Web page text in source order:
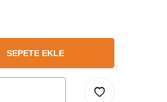
SEPETE EKLE